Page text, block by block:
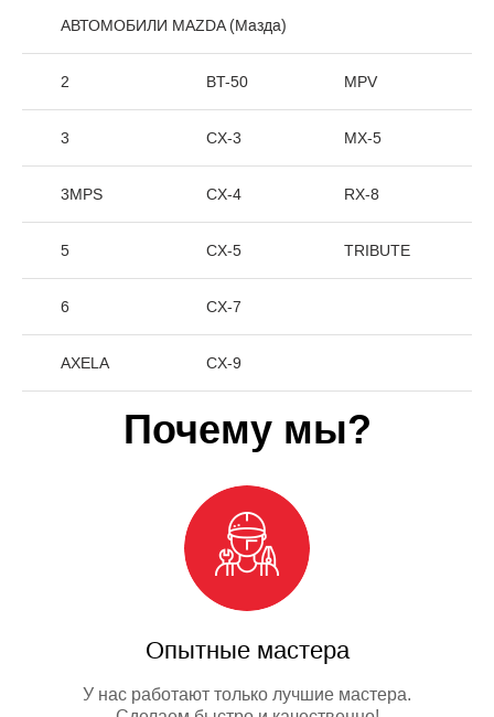
АВТОМОБИЛИ MAZDA (Мазда)
2 BT-50 MPV
3 CX-3 MX-5
3MPS CX-4 RX-8
5 CX-5 TRIBUTE
6 CX-7
AXELA CX-9
Почему мы?
Опытные мастера
У нас работают только лучшие мастера.